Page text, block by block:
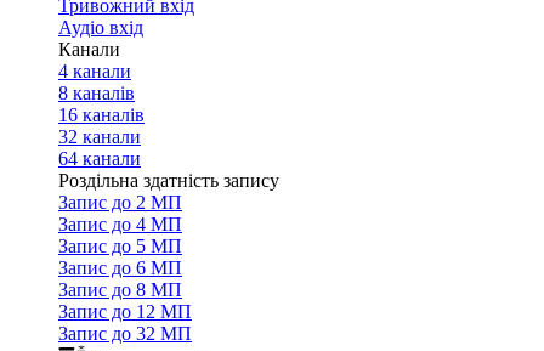
Тривожний вхід
Аудіо вхід
Канали
4 канали
8 каналів
16 каналів
32 канали
64 канали
Роздільна здатність запису
Запис до 2 МП
Запис до 4 МП
Запис до 5 МП
Запис до 6 МП
Запис до 8 МП
Запис до 12 МП
Запис до 32 МП